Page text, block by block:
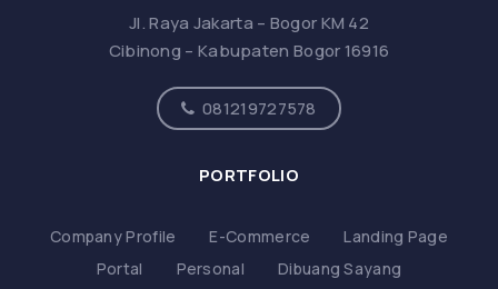
Jl. Raya Jakarta – Bogor KM 42
Cibinong – Kabupaten Bogor 16916
081219727578
PORTFOLIO
Company Profile E-Commerce
Landing Page
Portal
Personal
Dibuang Sayang